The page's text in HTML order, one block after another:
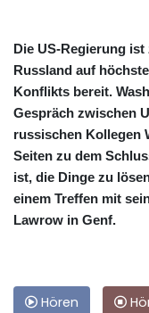
Die US-Regierung
Russland auf
Konflikts bereit.
Gespräch zwischen
russischen Kollegen
Seiten zu dem
ist, die Dinge zu
einem Treffen mit
Lawrow in Genf.
Hören